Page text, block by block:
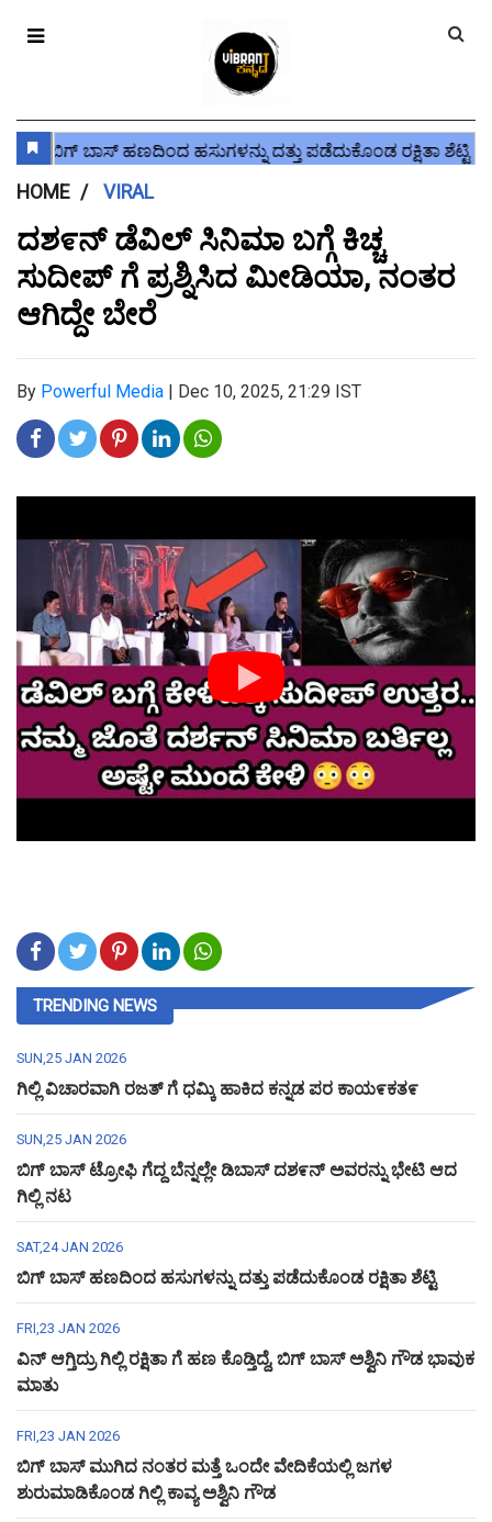
HOME VIRAL
ದಶ೯ನ್ ಡೆವಿಲ್ ಸಿನಿಮಾ ಬಗ್ಗೆ ಕಿಚ್ಚ
ಸುದೀಪ್ ಗೆ ಪ್ರಶ್ನಿಸಿದ ಮೀಡಿಯಾ, ನಂತರ
ಆಗಿದ್ದೇ ಬೇರೆ
By Powerful Media | Dec 10, 2025, 21:29 IST
TRENDING NEWS
SUN,25 JAN 2026
ಗಿಲ್ಲಿ ವಿಚಾರವಾಗಿ ರಜತ್ ಗೆ ಧಮ್ಕಿ ಹಾಕಿದ ಕನ್ನಡ ಪರ ಕಾಯ೯ಕತ೯
SUN,25 JAN 2026
ಬಿಗ್ ಬಾಸ್ ಟ್ರೋಫಿ ಗೆದ್ದ ಬೆನ್ನಲ್ಲೇ ಡಿಬಾಸ್ ದಶ೯ನ್ ಅವರನ್ನು ಭೇಟಿ ಆದ
ಗಿಲ್ಲಿ ನಟ
SAT,24 JAN 2026
ಬಿಗ್ ಬಾಸ್ ಹಣದಿಂದ ಹಸುಗಳನ್ನು ದತ್ತು ಪಡೆದುಕೊಂಡ ರಕ್ಷಿತಾ ಶೆಟ್ಟಿ
FRI,23 JAN 2026
ವಿನ್ ಆಗ್ತಿದ್ರು ಗಿಲ್ಲಿ ರಕ್ಷಿತಾ ಗೆ ಹಣ ಕೊಡ್ತಿದ್ದೆ, ಬಿಗ್ ಬಾಸ್ ಅಶ್ವಿನಿ ಗೌಡ ಭಾವುಕ
ಮಾತು
FRI,23 JAN 2026
ಬಿಗ್ ಬಾಸ್ ಮುಗಿದ ನಂತರ ಮತ್ತೆ ಒಂದೇ ವೇದಿಕೆಯಲ್ಲಿ ಜಗಳ
ಶುರುಮಾಡಿಕೊಂಡ ಗಿಲ್ಲಿ ಕಾವ್ಯ ಅಶ್ವಿನಿ ಗೌಡ